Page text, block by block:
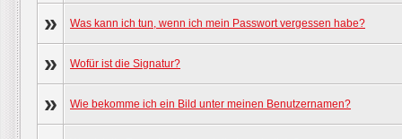
» Was kann ich tun, wenn ich mein Passwort vergessen habe?
» Wofür ist die Signatur?
» Wie bekomme ich ein Bild unter meinen Benutzernamen?